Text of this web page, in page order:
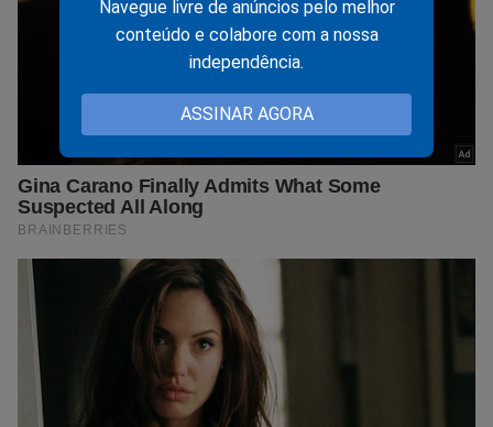
Navegue livre de anúncios pelo melhor
conteúdo e colabore com a nossa
independência.
ASSINAR AGORA